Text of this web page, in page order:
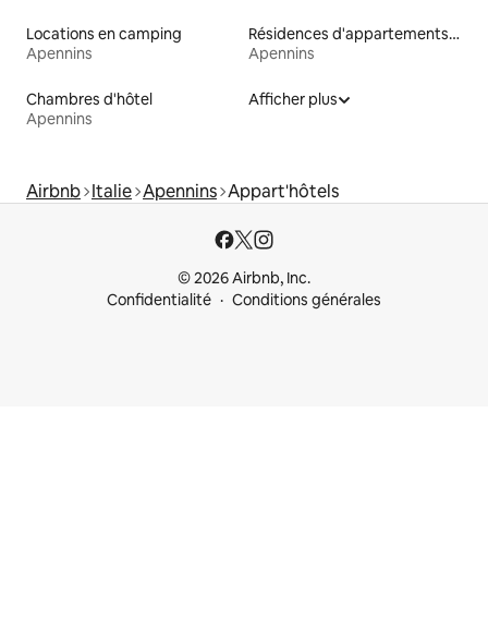
Locations en camping
Apennins
Résidences d'appartements en location
Apennins
Chambres d'hôtel
Apennins
Afficher plus
Airbnb Italie Apennins Appart'hôtels
© 2026 Airbnb, Inc.
Confidentialité
Conditions générales